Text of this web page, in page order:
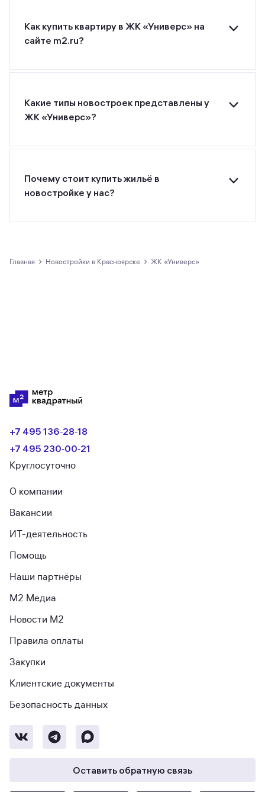
Как купить квартиру в ЖК «Универс» на
сайте m2.ru?
указанному номеру телефона.
Какие типы новостроек представлены у
ЖК «Универс»?
Почему стоит купить жильё в
новостройке у нас?
Главная › новостройки в Красноярске › ЖК «Универс»
+7 495 136‑28‑18
+7 495 230‑00‑21
Круглосуточно
О компании
Вакансии
ИТ-деятельность
Помощь
Наши партнёры
М2 Медиа
Новости М2
Правила оплаты
Закупки
Клиентские документы
Безопасность данных
Оставить обратную связь